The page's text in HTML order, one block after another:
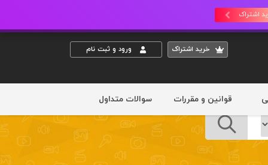
اشتراک
خريد اشتراک ورود و ثبت نام
قوانین و مقررات سوالات متداول